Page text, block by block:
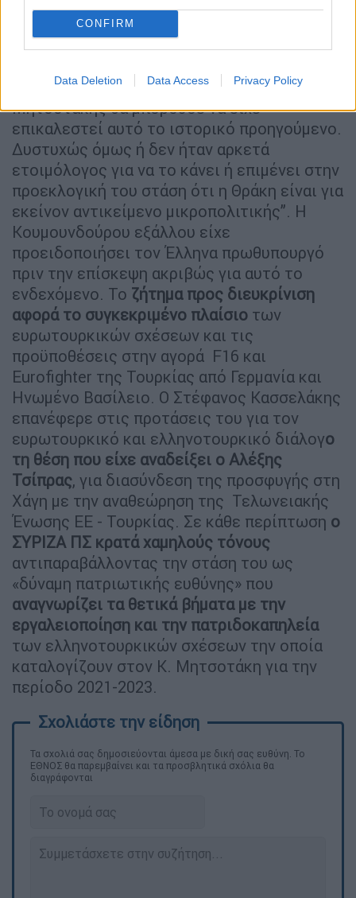
CONFIRM
Data Deletion Data Access Privacy Policy
στον Κυριάκο Μητσοτάκη,
ότι το 2017 στη συνέντευξη τύπου με τον
«μουσουλμανική μειονότητα»
: “Ο κ.
Μητσοτάκης θα μπορούσε να είχε
επικαλεστεί αυτό το ιστορικό προηγούμενο.
Δυστυχώς όμως ή δεν ήταν αρκετά
ετοιμόλογος για να το κάνει ή επιμένει στην
προεκλογική του στάση ότι η Θράκη είναι για
εκείνον αντικείμενο μικροπολιτικής”. Η
Κουμουνδούρου εξάλλου είχε
προειδοποιήσει τον Έλληνα πρωθυπουργό
πριν την επίσκεψη ακριβώς για αυτό το
ενδεχόμενο. Το ζήτημα προς διευκρίνιση
αφορά το συγκεκριμένο πλαίσιο των
ευρωτουρκικών σχέσεων και τις
προϋποθέσεις στην αγορά F16 και
Eurofighter της Τουρκίας από Γερμανία και
Ηνωμένο Βασίλειο. Ο Στέφανος Κασσελάκης
επανέφερε στις προτάσεις του για τον
ευρωτουρκικό και ελληνοτουρκικό διάλογο
τη θέση που είχε αναδείξει ο Αλέξης
Τσίπρας, για διασύνδεση της προσφυγής στη
Χάγη με την αναθεώρηση της Τελωνειακής
Ένωσης ΕΕ - Τουρκίας. Σε κάθε περίπτωση ο
ΣΥΡΙΖΑ ΠΣ κρατά χαμηλούς τόνους
αντιπαραβάλλοντας την στάση του ως
«δύναμη πατριωτικής ευθύνης» που
αναγνωρίζει τα θετικά βήματα με την
εργαλειοποίηση και την πατριδοκαπηλεία
των ελληνοτουρκικών σχέσεων την οποία
καταλογίζουν στον Κ. Μητσοτάκη για την
περίοδο 2021-2023.
Τα σχολιά σας δημοσιεύονται άμεσα με δική σας ευθύνη. Το
ΕΘΝΟΣ θα παρεμβαίνει και τα προσβλητικά σχόλια θα
διαγράφονται